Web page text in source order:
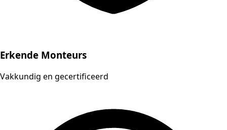
Erkende Monteurs
Vakkundig en gecertificeerd